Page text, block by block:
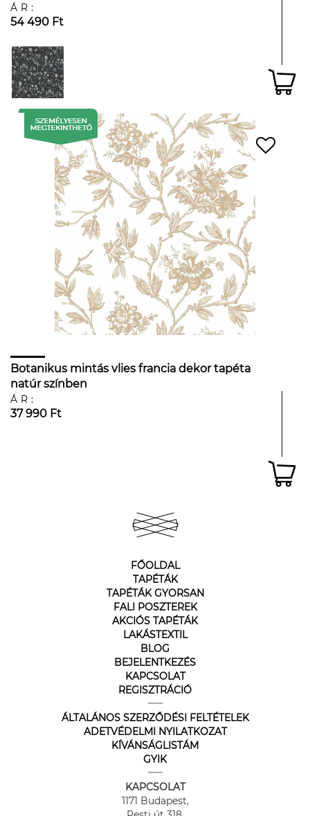
ÁR:
54 490 Ft
Botanikus mintás vlies francia dekor tapéta
natúr színben
ÁR:
37 990 Ft
FŐOLDAL
TAPÉTÁK
TAPÉTÁK GYORSAN
FALI POSZTEREK
AKCIÓS TAPÉTÁK
LAKÁSTEXTIL
BLOG
BEJELENTKEZÉS
KAPCSOLAT
REGISZTRÁCIÓ
ÁLTALÁNOS SZERZŐDÉSI FELTÉTELEK
ADETVÉDELMI NYILATKOZAT
KÍVÁNSÁGLISTÁM
GYIK
KAPCSOLAT
1171 Budapest,